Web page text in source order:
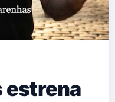
estrena